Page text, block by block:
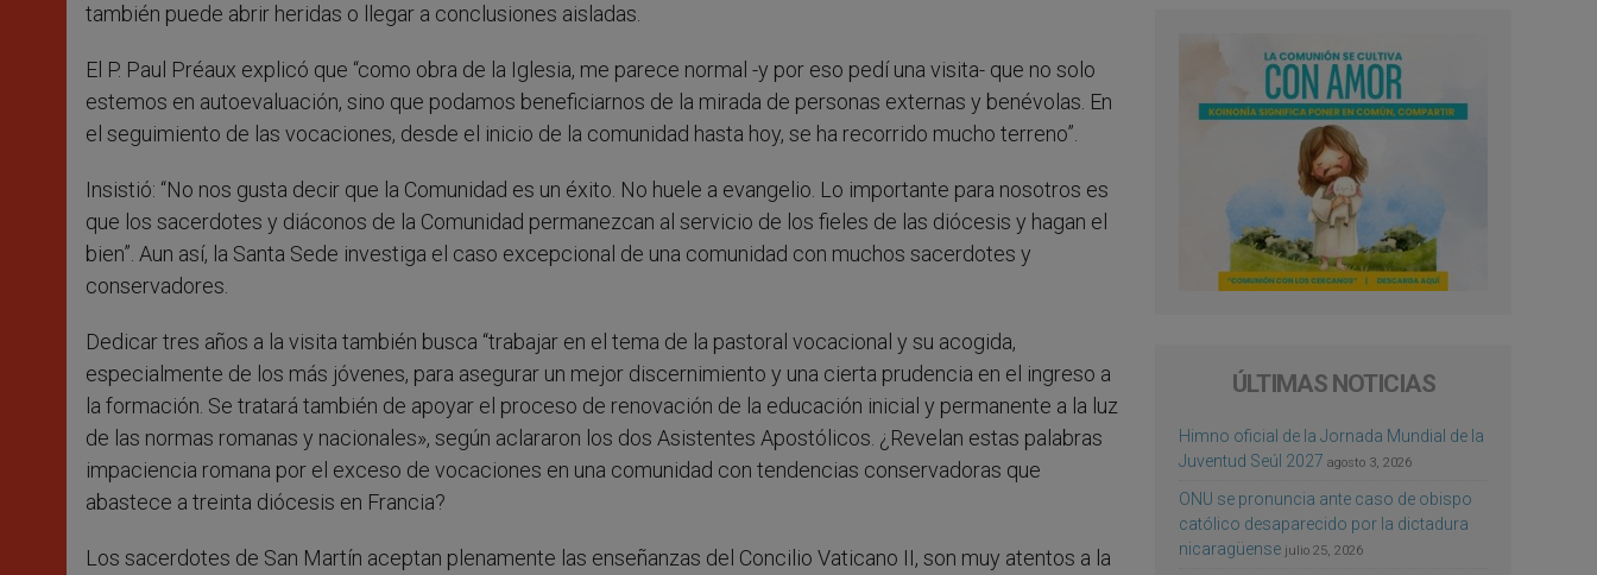
también puede abrir heridas o llegar a conclusiones aisladas.
El P. Paul Préaux explicó que “como obra de la Iglesia, me parece normal -y por eso pedí una visita- que no solo
estemos en autoevaluación, sino que podamos beneficiarnos de la mirada de personas externas y benévolas. En
el seguimiento de las vocaciones, desde el inicio de la comunidad hasta hoy, se ha recorrido mucho terreno”.
Insistió: “No nos gusta decir que la Comunidad es un éxito. No huele a evangelio. Lo importante para nosotros es
que los sacerdotes y diáconos de la Comunidad permanezcan al servicio de los fieles de las diócesis y hagan el
bien”. Aun así, la Santa Sede investiga el caso excepcional de una comunidad con muchos sacerdotes y
conservadores.
Dedicar tres años a la visita también busca “trabajar en el tema de la pastoral vocacional y su acogida,
especialmente de los más jóvenes, para asegurar un mejor discernimiento y una cierta prudencia en el ingreso a
la formación. Se tratará también de apoyar el proceso de renovación de la educación inicial y permanente a la luz
de las normas romanas y nacionales», según aclararon los dos Asistentes Apostólicos. ¿Revelan estas palabras
impaciencia romana por el exceso de vocaciones en una comunidad con tendencias conservadoras que
abastece a treinta diócesis en Francia?
Los sacerdotes de San Martín aceptan plenamente las enseñanzas del Concilio Vaticano II, son muy atentos a la
ÚLTIMAS NOTICIAS
Himno oficial de la Jornada Mundial de la
Juventud Seúl 2027 agosto 3, 2026
ONU se pronuncia ante caso de obispo
católico desaparecido por la dictadura
nicaragüense julio 25, 2026